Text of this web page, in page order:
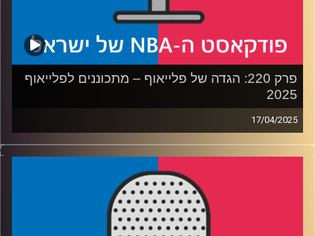
פרק 220: הגדה של פלייאוף – מתכוננים לפלייאוף
2025
17/04/2025
פודקאסט האן.בי.איי עם ערן סורוקה, שרון דוידוביץ', משה
דוידוביץ' ועידן לוצקי, בשיתוף קול האוניברסיטה.
רבע 1: דנבר נאגטס עם רוח חדשה, לו בטוח שזה יספיק,
ולוקה דונצ׳יץ׳ שוב מול אנטוני אדווארדס